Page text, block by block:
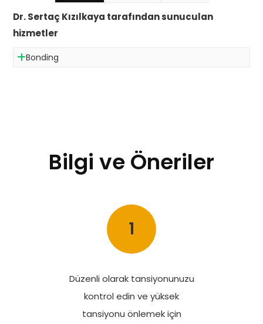
Dr. Sertaç Kızılkaya tarafından sunuculan
hizmetler
Bonding
Bilgi ve Öneriler
1
Düzenli olarak tansiyonunuzu
kontrol edin ve yüksek
tansiyonu önlemek için